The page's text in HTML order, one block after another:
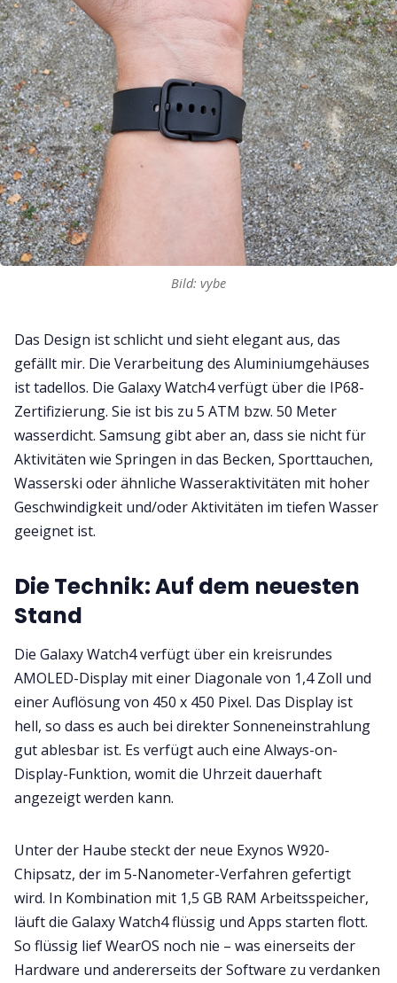
Bild: vybe
Das Design ist schlicht und sieht elegant aus, das
gefällt mir. Die Verarbeitung des Aluminiumgehäuses
ist tadellos. Die Galaxy Watch4 verfügt über die IP68-
Zertifizierung. Sie ist bis zu 5 ATM bzw. 50 Meter
wasserdicht. Samsung gibt aber an, dass sie nicht für
Aktivitäten wie Springen in das Becken, Sporttauchen,
Wasserski oder ähnliche Wasseraktivitäten mit hoher
Geschwindigkeit und/oder Aktivitäten im tiefen Wasser
geeignet ist.
Die Technik: Auf dem neuesten
Stand
Die Galaxy Watch4 verfügt über ein kreisrundes
AMOLED-Display mit einer Diagonale von 1,4 Zoll und
einer Auflösung von 450 x 450 Pixel. Das Display ist
hell, so dass es auch bei direkter Sonneneinstrahlung
gut ablesbar ist. Es verfügt auch eine Always-on-
Display-Funktion, womit die Uhrzeit dauerhaft
angezeigt werden kann.
Unter der Haube steckt der neue Exynos W920-
Chipsatz, der im 5-Nanometer-Verfahren gefertigt
wird. In Kombination mit 1,5 GB RAM Arbeitsspeicher,
läuft die Galaxy Watch4 flüssig und Apps starten flott.
So flüssig lief WearOS noch nie – was einerseits der
Hardware und andererseits der Software zu verdanken